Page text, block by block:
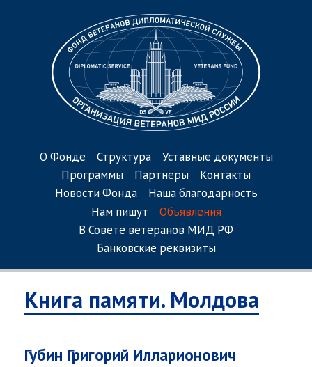
О Фонде Структура
Уставные документы
Программы
Партнеры
Контакты
Новости Фонда
Наша благодарность
Нам пишут
Объявления
В Совете ветеранов МИД РФ
Банковские реквизиты
Книга памяти. Молдова
Губин Григорий Илларионович